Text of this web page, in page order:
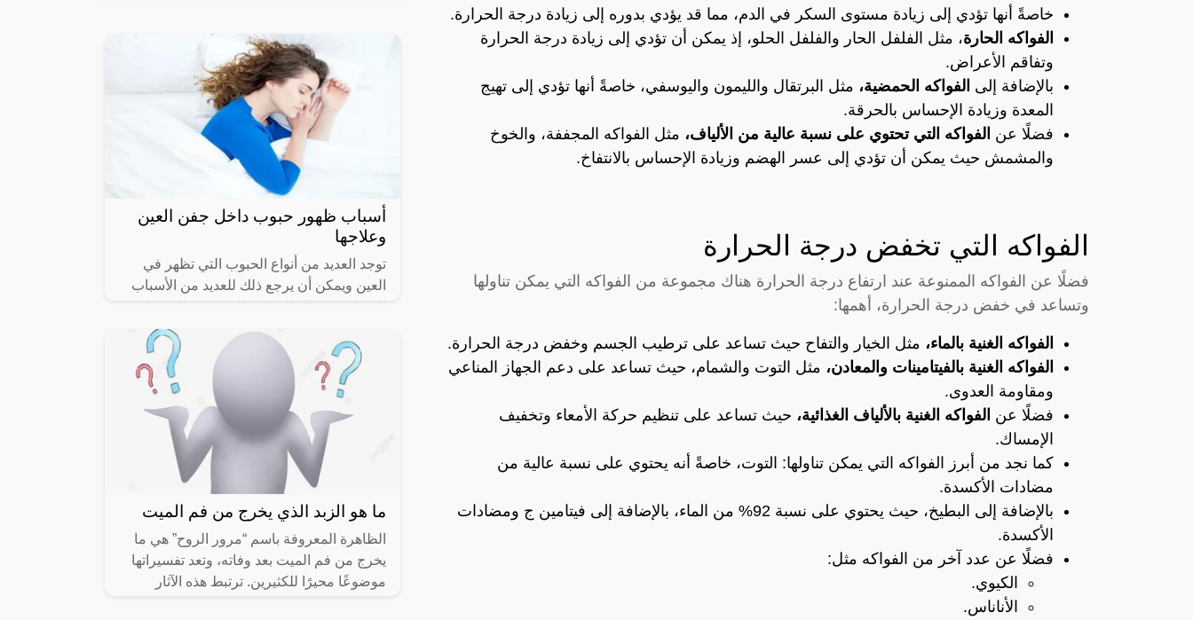
خاصةً أنها تؤدي إلى زيادة مستوى السكر في الدم، مما قد يؤدي بدوره إلى زيادة درجة الحرارة.
الفواكه الحارة، مثل الفلفل الحار والفلفل الحلو، إذ يمكن أن تؤدي إلى زيادة درجة الحرارة
وتفاقم الأعراض.
بالإضافة إلى الفواكه الحمضية، مثل البرتقال والليمون واليوسفي، خاصةً أنها تؤدي إلى تهيج
المعدة وزيادة الإحساس بالحرقة.
فضلًا عن الفواكه التي تحتوي على نسبة عالية من الألياف، مثل الفواكه المجففة، والخوخ
والمشمش حيث يمكن أن تؤدي إلى عسر الهضم وزيادة الإحساس بالانتفاخ.
الفواكه التي تخفض درجة الحرارة
فضلًا عن الفواكه الممنوعة عند ارتفاع درجة الحرارة هناك مجموعة من الفواكه التي يمكن تناولها
وتساعد في خفض درجة الحرارة، أهمها:
الفواكه الغنية بالماء، مثل الخيار والتفاح حيث تساعد على ترطيب الجسم وخفض درجة الحرارة.
الفواكه الغنية بالفيتامينات والمعادن، مثل التوت والشمام، حيث تساعد على دعم الجهاز المناعي
ومقاومة العدوى.
فضلًا عن الفواكه الغنية بالألياف الغذائية، حيث تساعد على تنظيم حركة الأمعاء وتخفيف
الإمساك.
كما نجد من أبرز الفواكه التي يمكن تناولها: التوت، خاصةً أنه يحتوي على نسبة عالية من
مضادات الأكسدة.
بالإضافة إلى البطيخ، حيث يحتوي على نسبة 92% من الماء، بالإضافة إلى فيتامين ج ومضادات
الأكسدة.
فضلًا عن عدد آخر من الفواكه مثل:
الكيوي.
الأناناس.
أسباب ظهور حبوب داخل جفن العين
وعلاجها
توجد العديد من أنواع الحبوب التي تظهر في
العين ويمكن أن يرجع ذلك للعديد من الأسباب
ما هو الزبد الذي يخرج من فم الميت
الظاهرة المعروفة باسم “مرور الروح” هي ما
يخرج من فم الميت بعد وفاته، وتعد تفسيراتها
موضوعًا محيرًا للكثيرين. ترتبط هذه الآثار